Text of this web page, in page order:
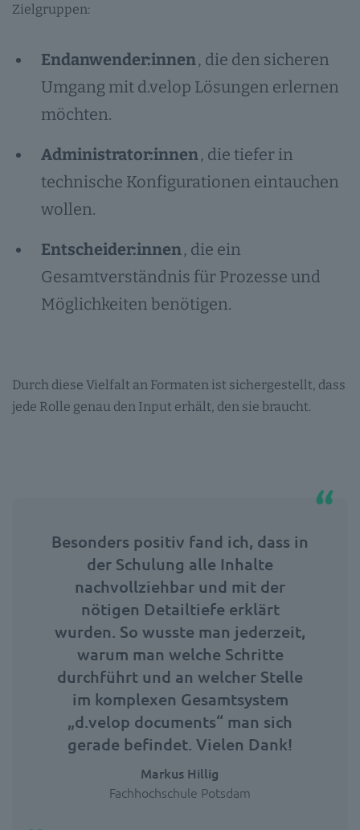
Zielgruppen:
Endanwender:innen, die den sicheren
Umgang mit d.velop Lösungen erlernen
möchten.
Administrator:innen, die tiefer in
technische Konfigurationen eintauchen
wollen.
Entscheider:innen, die ein
Gesamtverständnis für Prozesse und
Möglichkeiten benötigen.
Durch diese Vielfalt an Formaten ist sichergestellt, dass
jede Rolle genau den Input erhält, den sie braucht.
Besonders positiv fand ich, dass in
der Schulung alle Inhalte
nachvollziehbar und mit der
nötigen Detailtiefe erklärt
wurden. So wusste man jederzeit,
warum man welche Schritte
durchführt und an welcher Stelle
im komplexen Gesamtsystem
„d.velop documents“ man sich
gerade befindet. Vielen Dank!
Markus Hillig
Fachhochschule Potsdam